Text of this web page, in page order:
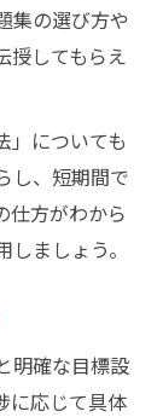
集の選び方や
授してもらえ
」についても
し、短期間で
仕方がわから
ましょう。
明確な目標設
に応じて具体